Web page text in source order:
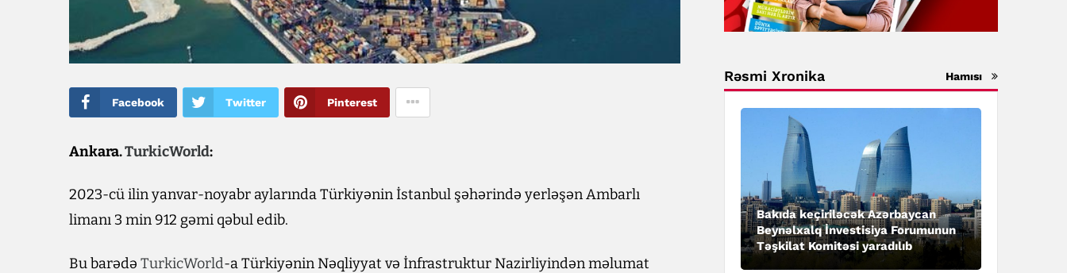
Facebook Twitter Pinterest
Ankara.TurkicWorld:
2023-cü ilin yanvar-noyabr aylarında Türkiyənin İstanbul şəhərində yerləşən Ambarlı
limanı 3 min 912 gəmi qəbul edib.
Bu barədə TurkicWorld-a Türkiyənin Nəqliyyat və İnfrastruktur Nazirliyindən məlumat
Rəsmi Xronika Hamısı
Bakıda keçiriləcək Azərbaycan
Beynəlxalq İnvestisiya Forumunun
Təşkilat Komitəsi yaradılıb